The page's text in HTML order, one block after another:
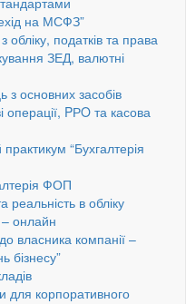
на МСФЗ”
обліку, податків та права
ЗЕД, валютні
з основних засобів
операції, PРO та касова
“Бухгалтерія
ФОП
реальність в обліку
– онлайн
власника компанії –
бізнесу”
для корпоративного